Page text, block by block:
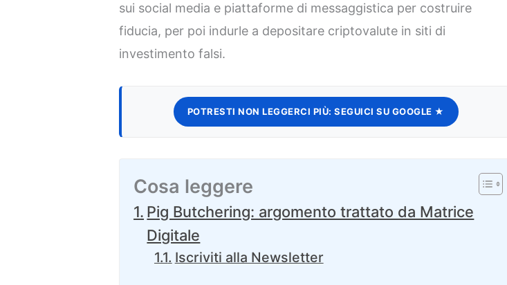
sui social media e piattaforme di messaggistica per costruire
fiducia, per poi indurle a depositare criptovalute in siti di
investimento falsi.
POTRESTI NON LEGGERCI PIÙ: SEGUICI SU GOOGLE ★
Cosa leggere
Pig Butchering: argomento trattato da Matrice
Digitale
Iscriviti alla Newsletter